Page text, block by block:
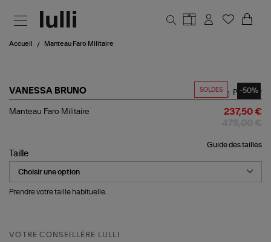
Accueil Manteau Faro Militaire
SOLDES -50%
VANESSA BRUNO
Manteau
Partager
Manteau Faro Militaire 237,50 €
Guide des tailles
Taille
Prendre votre taille habituelle.
VOTRE CONSEILLÈRE LULLI